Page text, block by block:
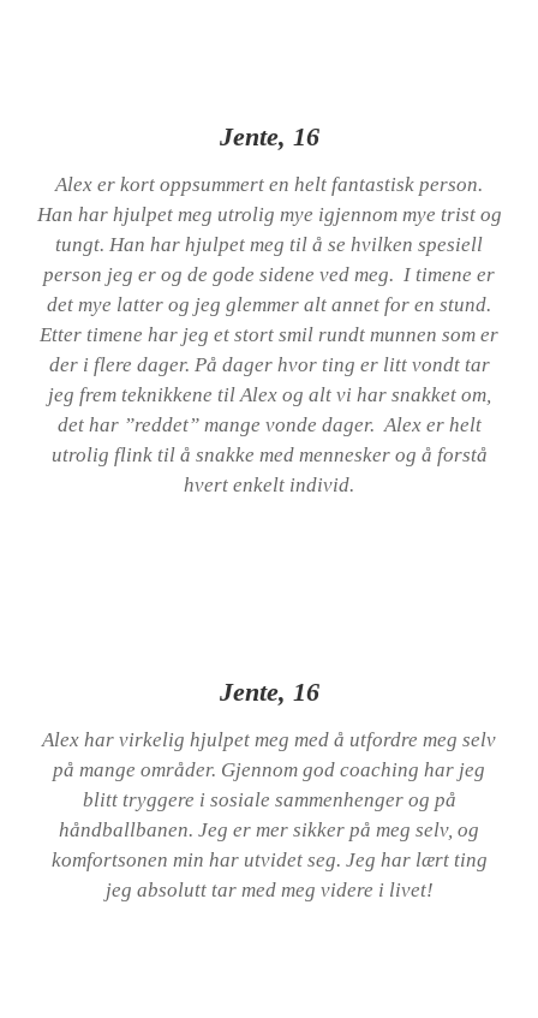
Jente, 16
Alex er kort oppsummert en helt fantastisk person.
Han har hjulpet meg utrolig mye igjennom mye trist og
tungt. Han har hjulpet meg til å se hvilken spesiell
person jeg er og de gode sidene ved meg. I timene er
det mye latter og jeg glemmer alt annet for en stund.
Etter timene har jeg et stort smil rundt munnen som er
der i flere dager. På dager hvor ting er litt vondt tar
jeg frem teknikkene til Alex og alt vi har snakket om,
det har ”reddet” mange vonde dager. Alex er helt
utrolig flink til å snakke med mennesker og å forstå
hvert enkelt individ.
Jente, 16
Alex har virkelig hjulpet meg med å utfordre meg selv
på mange områder. Gjennom god coaching har jeg
blitt tryggere i sosiale sammenhenger og på
håndballbanen. Jeg er mer sikker på meg selv, og
komfortsonen min har utvidet seg. Jeg har lært ting
jeg absolutt tar med meg videre i livet!